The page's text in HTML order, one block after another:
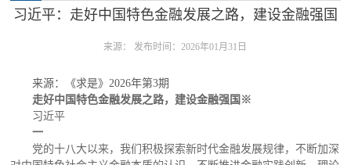
习近平：走好中国特色金融发展之路，建设金融强国
来源： 发布时间：2026年01月31日
来源：《求是》2026年第3期
走好中国特色金融发展之路，建设金融强国※
习近平
一
党的十八大以来，我们积极探索新时代金融发展规律，不断加深